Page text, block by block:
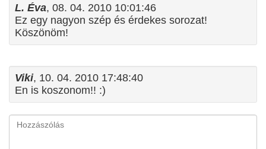
L. Éva, 08. 04. 2010 10:01:46
Ez egy nagyon szép és érdekes sorozat!
Köszönöm!
Viki, 10. 04. 2010 17:48:40
En is koszonom!! :)